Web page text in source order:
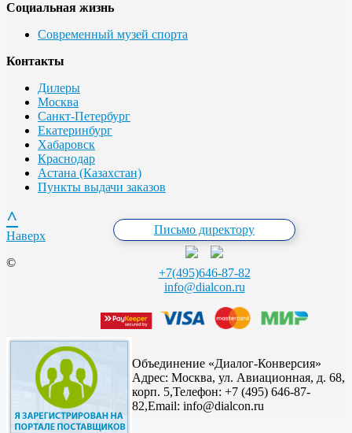
Социальная жизнь
Современный музей спорта
Контакты
Дилеры
Москва
Санкт-Петербург
Екатеринбург
Хабаровск
Краснодар
Астана (Казахстан)
Пункты выдачи заказов
Письмо директору
+7(495)646-87-82
info@dialcon.ru
^
Наверх
©
Объединение «Диалог-Конверсия»
Адрес: Москва, ул. Авиационная, д. 68,
корп. 5,Телефон: +7 (495) 646-87-
82,Email: info@dialcon.ru